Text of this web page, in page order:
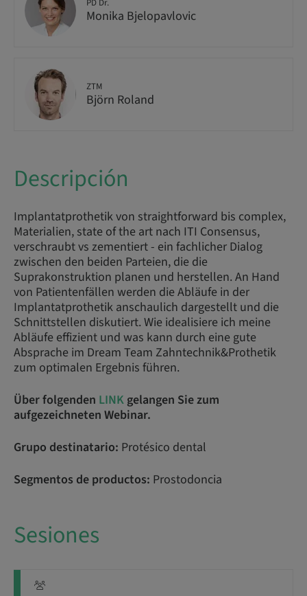
PD Dr.
Monika Bjelopavlovic
ZTM
Björn Roland
Descripción
Implantatprothetik von straightforward bis complex,
Materialien, state of the art nach ITI Consensus,
verschraubt vs zementiert - ein fachlicher Dialog
zwischen den beiden Parteien, die die
Suprakonstruktion planen und herstellen. An Hand
von Patientenfällen werden die Abläufe in der
Implantatprothetik anschaulich dargestellt und die
Schnittstellen diskutiert. Wie idealisiere ich meine
Abläufe effizient und was kann durch eine gute
Absprache im Dream Team Zahntechnik&Prothetik
zum optimalen Ergebnis führen.
Über folgenden LINKgelangen Sie zum
aufgezeichneten Webinar.
Grupo destinatario: Protésico dental
Segmentos de productos: Prostodoncia
Sesiones